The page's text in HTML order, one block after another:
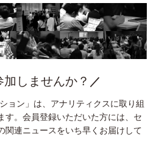
しませんか？
ョン」は、アナリティクスに取り組
す。会員登録いただいた方には、セ
関連ニュースをいち早くお届けして